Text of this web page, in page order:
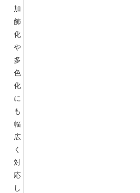
加
飾
化
や
多
色
化
に
も
幅
広
く
対
応
し